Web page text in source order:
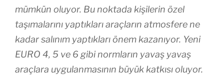
mümkün oluyor. Bu noktada kişilerin özel
taşımalarını yaptıkları araçların atmosfere ne
kadar salınım yaptıkları önem kazanıyor. Yeni
EURO 4, 5 ve 6 gibi normların yavaş yavaş
araçlara uygulanmasının büyük katkısı oluyor.